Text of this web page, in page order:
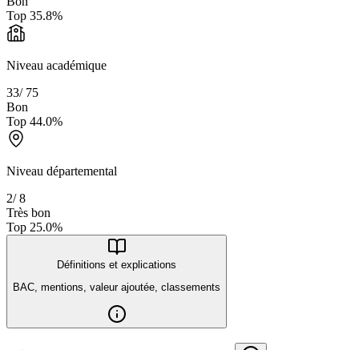
Top 35.8%
Niveau académique
33/ 75
Bon
Top 44.0%
Niveau départemental
2/8
Très bon
Top 25.0%
Définitions et explications
BAC, mentions, valeur ajoutée, classements